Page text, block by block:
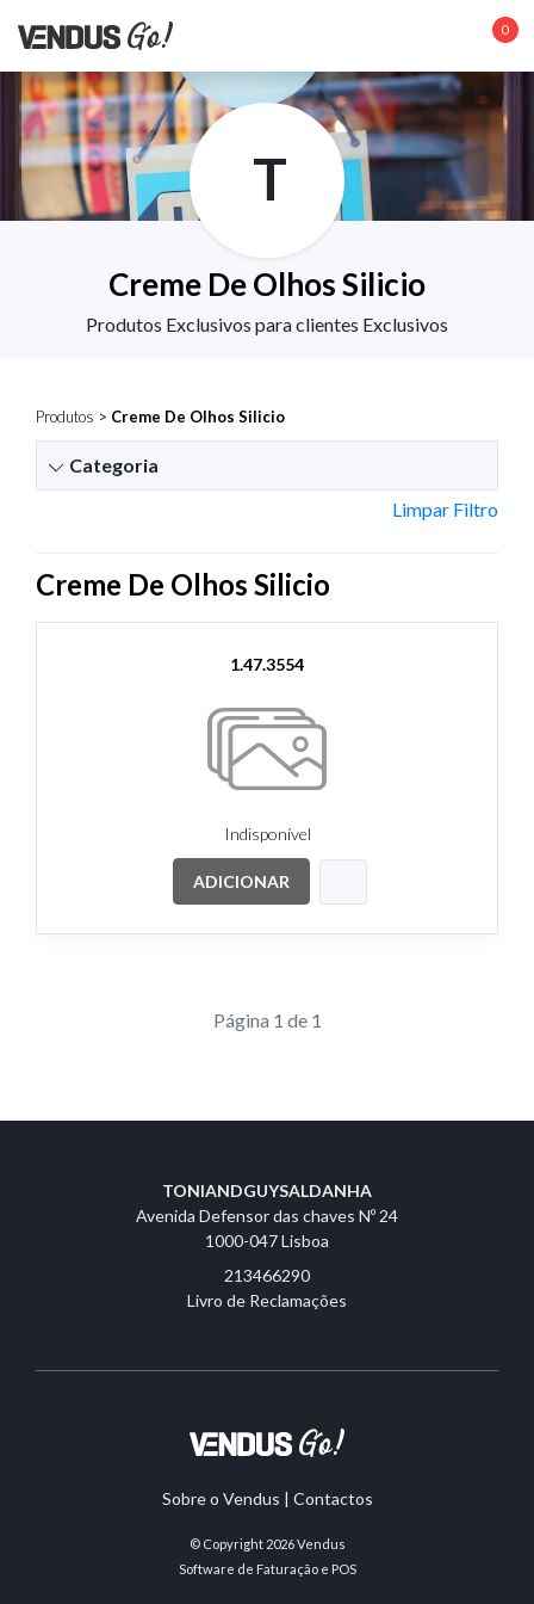
0
T
Creme De Olhos Silicio
Produtos Exclusivos para clientes Exclusivos
Produtos > Creme De Olhos Silicio
Categoria
Limpar Filtro
Creme De Olhos Silicio
1.47.3554
Indisponível
ADICIONAR
Página 1 de 1
TONIANDGUYSALDANHA
Avenida Defensor das chaves Nº 24
1000-047 Lisboa
213466290
Livro de Reclamações
Sobre o Vendus | Contactos
© Copyright 2026Vendus
Software de Faturação e POS